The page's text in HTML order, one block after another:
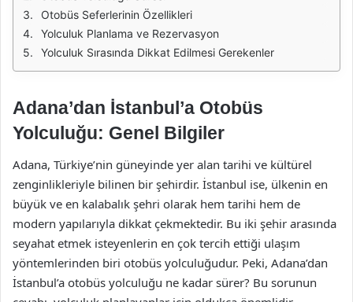
Otobüs Seferlerinin Özellikleri
Yolculuk Planlama ve Rezervasyon
Yolculuk Sırasında Dikkat Edilmesi Gerekenler
Adana’dan İstanbul’a Otobüs
Yolculuğu: Genel Bilgiler
Adana, Türkiye’nin güneyinde yer alan tarihi ve kültürel
zenginlikleriyle bilinen bir şehirdir. İstanbul ise, ülkenin en
büyük ve en kalabalık şehri olarak hem tarihi hem de
modern yapılarıyla dikkat çekmektedir. Bu iki şehir arasında
seyahat etmek isteyenlerin en çok tercih ettiği ulaşım
yöntemlerinden biri otobüs yolculuğudur. Peki, Adana’dan
İstanbul’a otobüs yolculuğu ne kadar sürer? Bu sorunun